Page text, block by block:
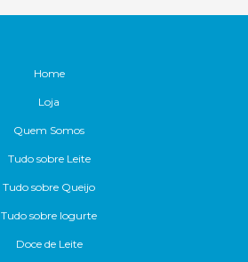
Home
Loja
Quem Somos
Tudo sobre Leite
Tudo sobre Queijo
Tudo sobre Iogurte
Doce de Leite